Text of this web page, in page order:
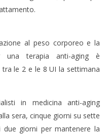
al peso corporeo e la
una terapia anti-aging è
le 2 e le 8 UI la settimana
in medicina anti-aging
sera, cinque giorni su sette
giorni per mantenere la